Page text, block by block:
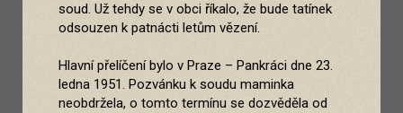
soud. Už tehdy se v obci říkalo, že bude tatínek
odsouzen k patnácti letům vězení.
Hlavní přelíčení bylo v Praze – Pankráci dne 23.
ledna 1951. Pozvánku k soudu maminka
neobdržela, o tomto termínu se dozvěděla od